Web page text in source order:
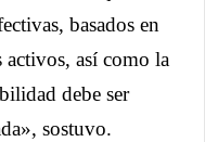
basados en
activos, así como la
debe ser
sostuvo.